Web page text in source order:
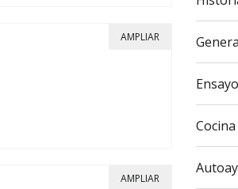
AMPLIAR
AMPLIAR
Cocina